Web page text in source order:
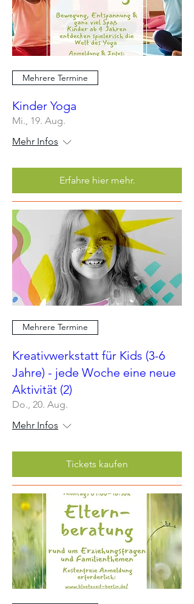
Mehrere Termine
Kinder Yoga
Mi., 19. Aug.
Mehr Infos
Erfahre hier mehr.
Mehrere Termine
Kreativwerkstatt für Kids (3-6
Jahre) - jede Woche eine neue
Aktivität (2)
Do., 20. Aug.
Mehr Infos
Tickets kaufen